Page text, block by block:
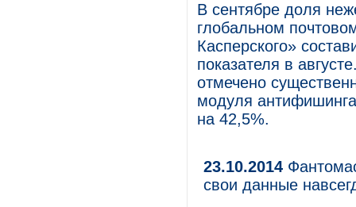
В сентябре доля
глобальном
Касперского»
показателя в
отмечено
модуля
на 42,5%.
23.10.2014
свои данные